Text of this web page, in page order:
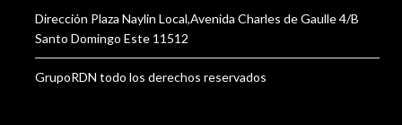
Dirección Plaza Naylin Local,Avenida Charles de Gaulle 4/B
Santo Domingo Este 11512
GrupoRDN todo los derechos reservados